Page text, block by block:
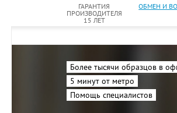
ГАРАНТИЯ
ПРОИЗВОДИТЕЛЯ
15 ЛЕТ
ОБМЕН И
Более тысячи образцов в
5 минут от метро
Помощь специалистов